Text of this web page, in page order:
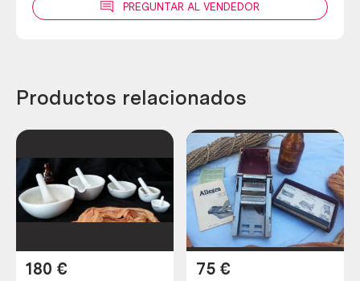
PREGUNTAR AL VENDEDOR
Productos relacionados
180 € 75 €